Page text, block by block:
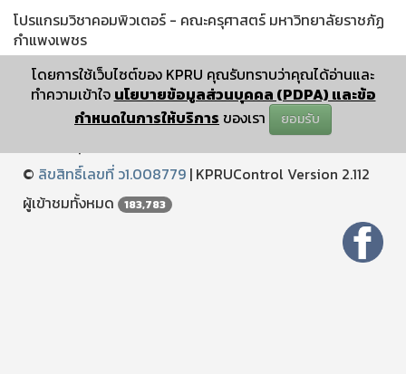
โดยการใช้เว็บไซต์ของ KPRU คุณรับทราบว่าคุณได้อ่านและ
ทำความเข้าใจ นโยบายข้อมูลส่วนบุคคล (PDPA) และข้อ
กำหนดในการให้บริการ ของเรา ยอมรับ
โปรแกรมวิชาคอมพิวเตอร์ - คณะครุศาสตร์ มหาวิทยาลัยราชภัฏ
กำแพงเพชร
© ลิขสิทธิ์เลขที่ ว1.008779 | KPRUControl Version 2.112
ผู้เข้าชมทั้งหมด
183,783